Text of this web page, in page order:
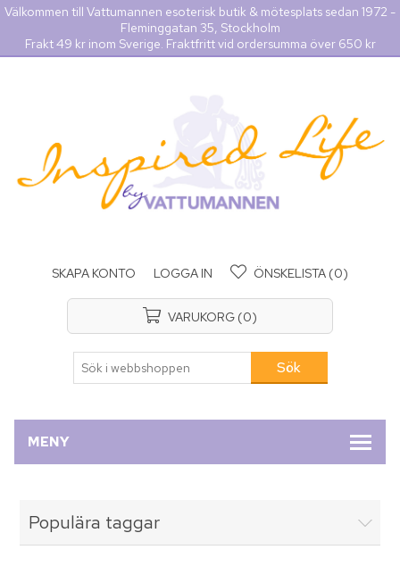
Välkommen till Vattumannen esoterisk butik & mötesplats sedan 1972 -
Fleminggatan 35, Stockholm
Frakt 49 kr inom Sverige. Fraktfritt vid ordersumma över 650 kr
SKAPA KONTO LOGGA IN ÖNSKELISTA (0)
VARUKORG (0)
MENY
Populära taggar